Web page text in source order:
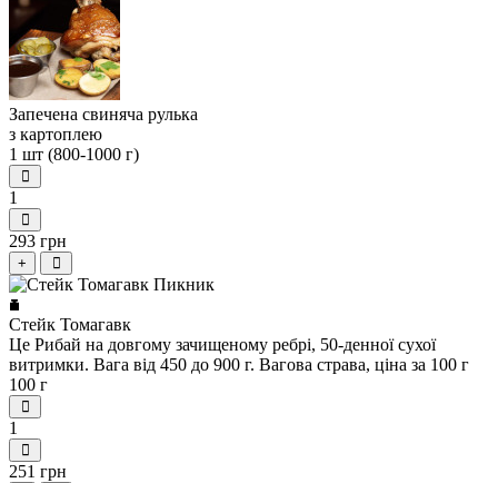
Запечена свиняча рулька
з картоплею
1 шт (800-1000 г)
1
293 грн
+
Стейк Томагавк
Це Рибай на довгому зачищеному ребрі, 50-денної сухої
витримки. Вага від 450 до 900 г. Вагова страва, ціна за 100 г
100 г
1
251 грн